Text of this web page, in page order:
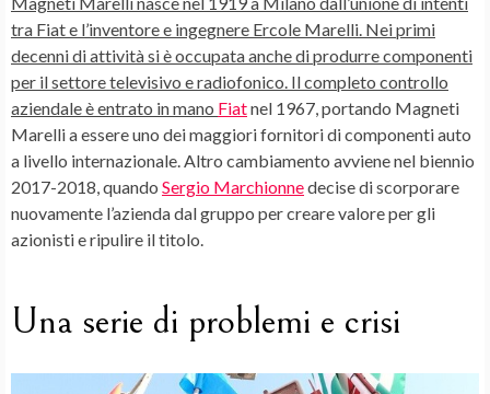
tra Fiate l’inventore e ingegnere Ercole Marelli. Nei primi
decenni di attività si è occupata anche di produrre componenti
per il settore televisivo e radiofonico. Il completo controllo
aziendale è entrato in mano Fiatnel 1967, portando Magneti
Marelli a essere uno dei maggiori fornitori dicomponenti auto
a livello internazionale. Altro cambiamento avviene nel biennio
2017-2018, quando Sergio Marchionnedecise di scorporare
nuovamente l’azienda dal gruppo per creare valore per gli
azionisti e ripulire il titolo.
Una serie di problemi e crisi